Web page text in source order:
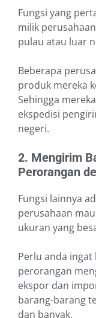
Fungsi yang
milik
pulau atau luar
Beberapa
produk mereka
Sehingga
ekspedisi
negeri.
2. Mengirim
Perorangan
Fungsi lainnya
perusahaan
ukuran yang
Perlu anda ingat
perorangan
ekspor dan
barang-barang
dan banyak.